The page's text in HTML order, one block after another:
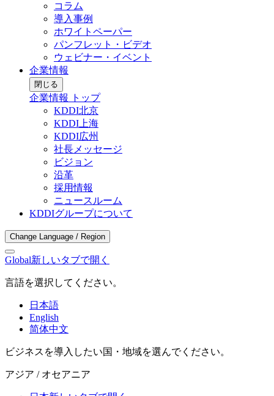
コラム
導入事例
ホワイトペーパー
パンフレット・ビデオ
ウェビナー・イベント
企業情報
閉じる
企業情報 トップ
KDDI北京
KDDI上海
KDDI広州
社長メッセージ
ビジョン
沿革
採用情報
ニュースルーム
KDDIグループについて
Change Language / Region
Global新しいタブで開く
言語を選択してください。
日本語
English
简体中文
ビジネスを導入したい国・地域を選んでください。
アジア / オセアニア